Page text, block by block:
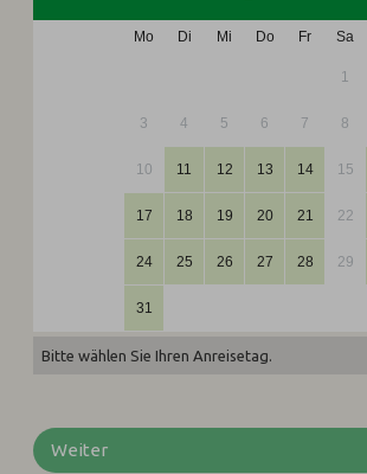
Mo Di Mi Do Fr Sa
1
3 4 5 6 7 8
10 11 12 13 14 15
17 18 19 20 21 22
24 25 26 27 28 29
31
Bitte wählen Sie Ihren Anreisetag.
Weiter